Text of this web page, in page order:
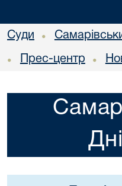
Суди •
• Прес-центр •